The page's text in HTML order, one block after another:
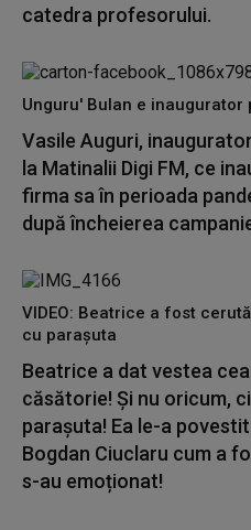
catedra profesorului.
Unguru' Bulan e
Vasile Auguri,
la Matinalii Digi FM, ce
firma sa în perioada
după încheierea
VIDEO: Beatrice a fost
cu parașuta
Beatrice a dat vestea
căsătorie! Și nu oricum,
parașuta! Ea le-a
Bogdan Ciuclaru cum a
s-au emoționat!